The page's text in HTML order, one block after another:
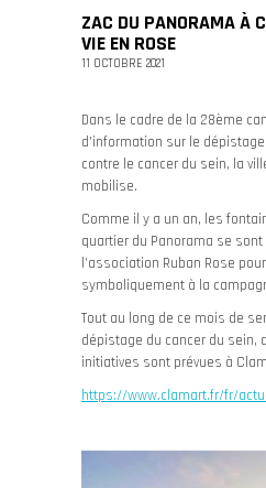
ZAC DU PANORAMA À
VIE EN ROSE
11 OCTOBRE 2021
Dans le cadre de la 28ème
d’information sur le
contre le cancer du sein, la
mobilise.
Comme il y a un an, les
quartier du Panorama se
l’association Ruban Rose
symboliquement à la
Tout au long de ce mois de
dépistage du cancer du sein,
initiatives sont prévues à
https://www.clamart.fr/fr/